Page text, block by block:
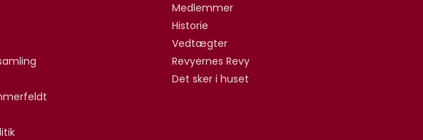
Medlemmer
Historie
Vedtægter
Revyernes Revy
Det sker i huset